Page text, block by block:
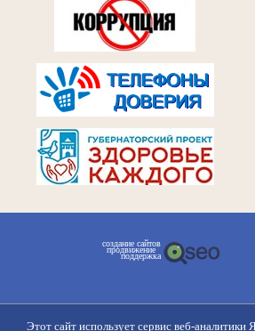
создание сайтов
продвижение
поддержка
Этот сайт использует сервис веб-